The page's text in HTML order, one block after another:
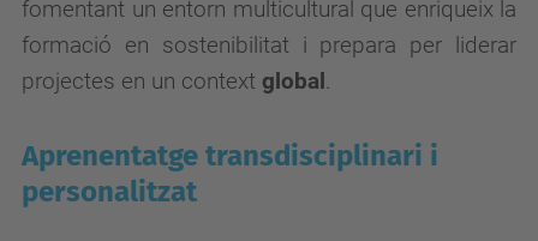
fomentant un entorn multicultural que enriqueix la
formació en sostenibilitat i prepara per liderar
projectes en un context global .
Aprenentatge transdisciplinari i
personalitzat